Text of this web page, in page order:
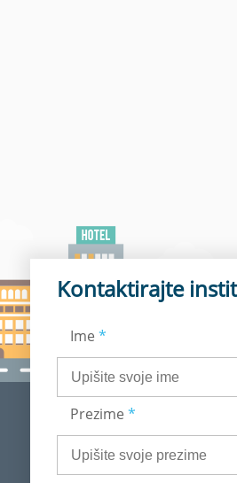
Kontaktirajte
Ime *
Prezime *